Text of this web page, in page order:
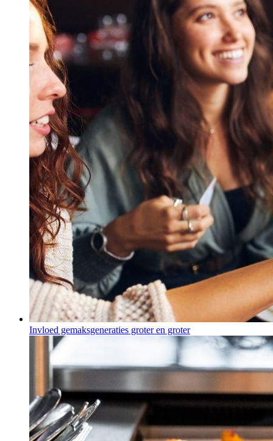
Invloed gemaksgeneraties groter en groter